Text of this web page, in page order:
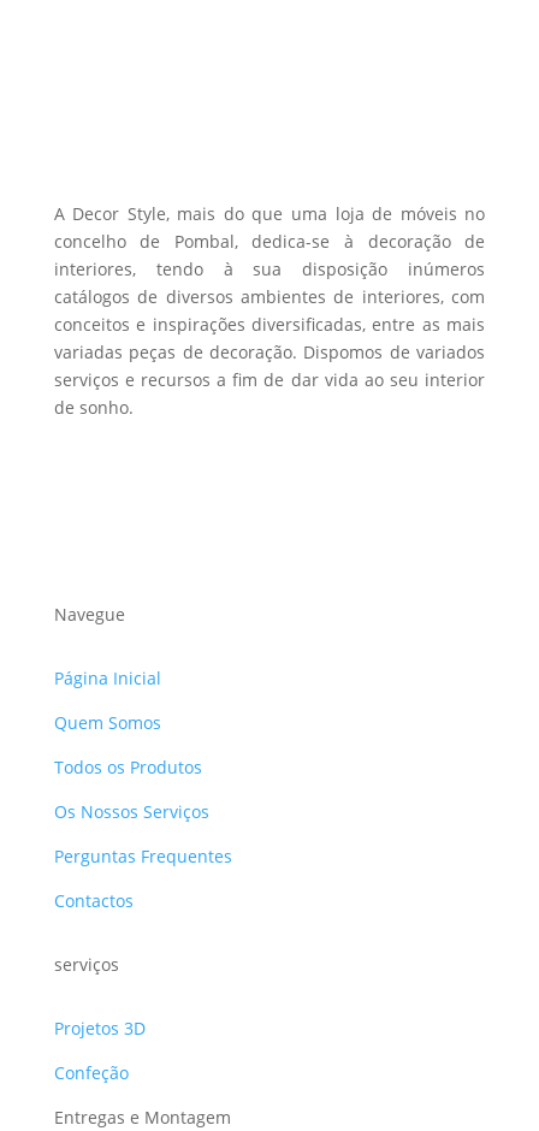
A Decor Style, mais do que uma loja de móveis no
concelho de Pombal, dedica-se à decoração de
interiores, tendo à sua disposição inúmeros
catálogos de diversos ambientes de interiores, com
conceitos e inspirações diversificadas, entre as mais
variadas peças de decoração. Dispomos de variados
serviços e recursos a fim de dar vida ao seu interior
de sonho.
Navegue
Página Inicial
Quem Somos
Todos os Produtos
Os Nossos Serviços
Perguntas Frequentes
Contactos
serviços
Projetos 3D
Confeção
Entregas e Montagem